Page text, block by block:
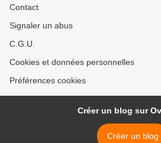
Contact
Signaler un abus
C.G.U.
Cookies et données personnelles
Préférences cookies
Créer un blog sur
Créer un blog